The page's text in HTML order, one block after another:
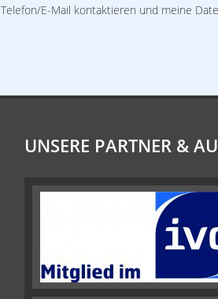
E-Mail kontaktieren und meine
UNSERE PARTNER &